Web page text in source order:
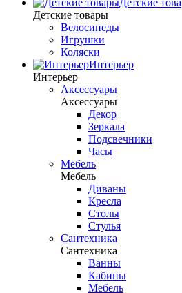
Детские
Детские товары
Велосипеды
Игрушки
Коляски
Интерьер
Интерьер
Аксессуары
Аксессуары
Декор
Зеркала
Подсвечники
Часы
Мебель
Мебель
Диваны
Кресла
Столы
Стулья
Сантехника
Сантехника
Ванны
Кабины
Мебель